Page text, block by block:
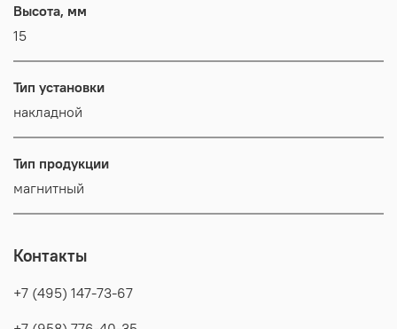
Высота, мм
15
Тип установки
накладной
Тип продукции
магнитный
Контакты
+7 (495) 147-73-67